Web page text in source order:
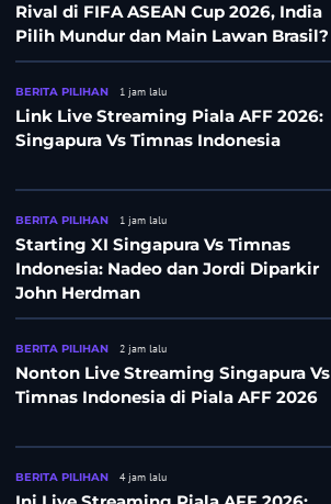
Rival di FIFA ASEAN Cup 2026, India
Pilih Mundur dan Main Lawan Brasil?
BERITA PILIHAN 1 jam lalu
Link Live Streaming Piala AFF 2026:
Singapura Vs Timnas Indonesia
BERITA PILIHAN 1 jam lalu
Starting XI Singapura Vs Timnas
Indonesia: Nadeo dan Jordi Diparkir
John Herdman
BERITA PILIHAN 2 jam lalu
Nonton Live Streaming Singapura Vs
Timnas Indonesia di Piala AFF 2026
BERITA PILIHAN 4 jam lalu